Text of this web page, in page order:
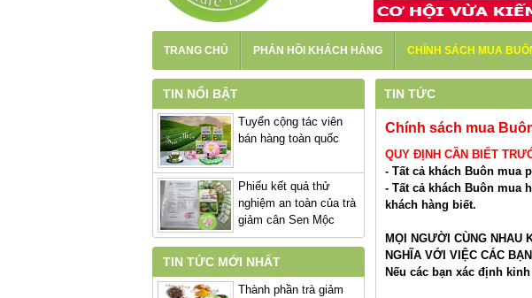
TRANG CHỦ PHẢN HỒI KHÁCH HÀNG CHÍNH SÁCH MUA
TIN NỔI BẬT
Tuyển cộng tác viên
bán hàng toàn quốc
Phiếu kết quả thử
nghiệm an toàn của trà
giảm cân Sen Mộc
TIN TỨC MỚI NHẤT
Thành phần trà giảm
TIN TỨC
Chính sách mua
QUY ĐỊNH CẦN BIẾT
- Tất cả khách Buôn mua
- Tất cả khách Buôn mua
khách hàng biết.
MỌI NGƯỜI CÙNG NHAU
NGHĨA VỚI VIỆC CÁC
Nếu các bạn xác định